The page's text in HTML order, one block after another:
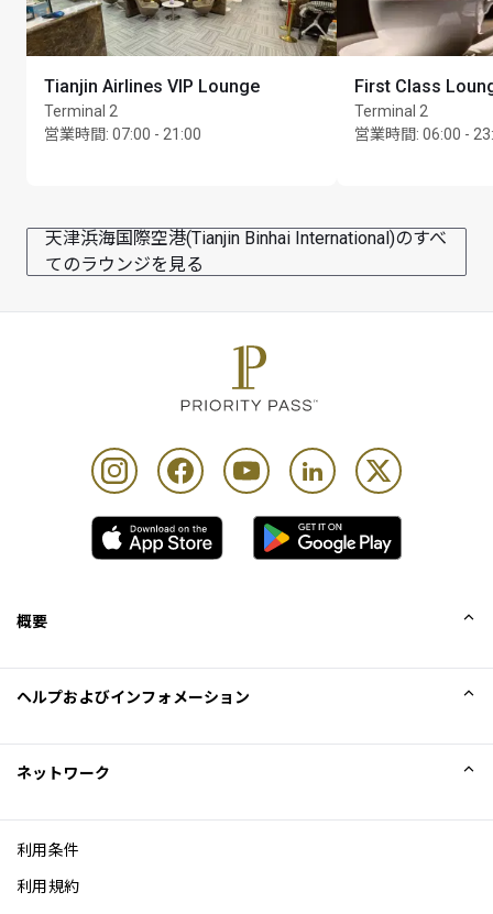
Tianjin Airlines VIP Lounge
Terminal 2
営業時間: 07:00 - 21:00
First Class
Terminal 2
営業時間: 06:00 -
天津浜海国際空港(Tianjin Binhai International)のすべ
てのラウンジを見る
概要
Excellence Awards
ブログ
ヘルプおよびインフォメーション
ネットワーク
利用条件
利用規約